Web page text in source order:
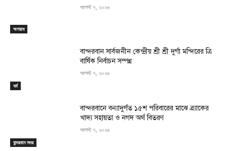
অপরাধ
আগস্ট ৭, ২০২৬
ধর্ম
বান্দরবান সার্বজনীন কেন্দ্রীয় শ্রী শ্রী দুর্গা মন্দিরের ত্রি
বার্ষিক নির্বাচন সম্পন্ন
আগস্ট ৭, ২০২৬
বান্দরবান সদর
বান্দরবানে বন্যাদুর্গত ১৫শ পরিবারের মাঝে ব্র্যাকের
খাদ্য সহায়তা ও নগদ অর্থ বিতরণ
আগস্ট ৭, ২০২৬